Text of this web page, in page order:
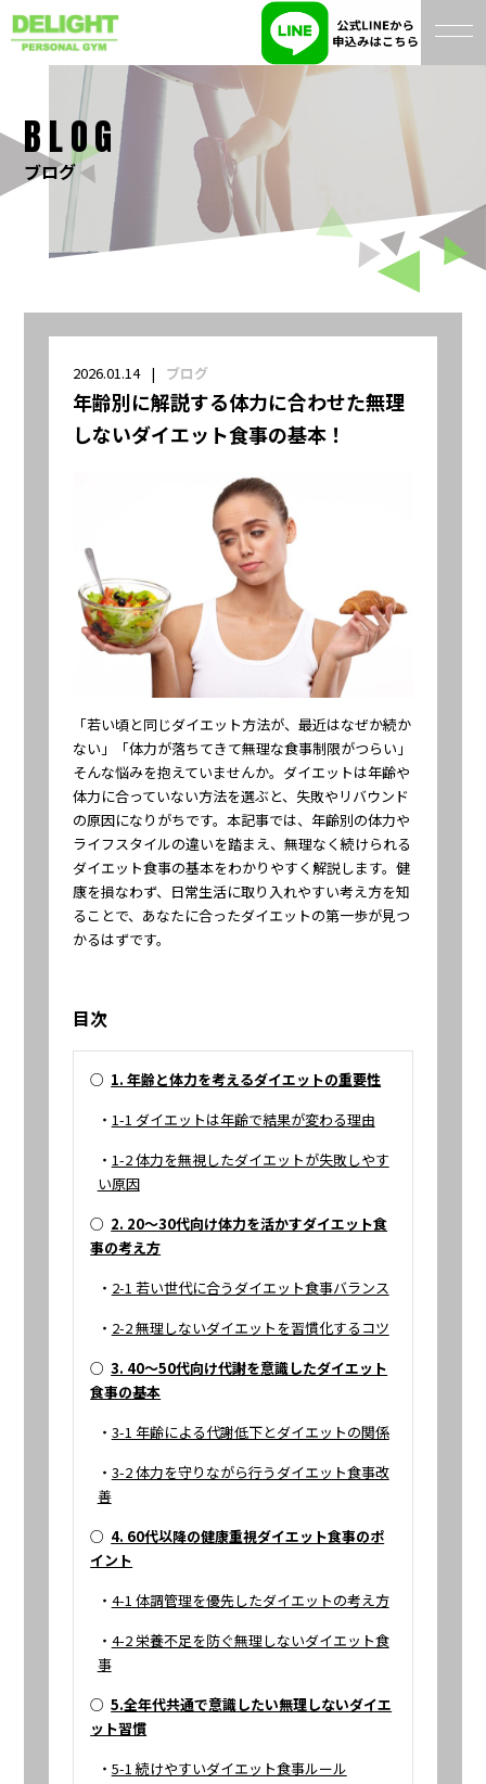
BLOG
ブログ
2026.01.14 ブログ
年齢別に解説する体力に合わせた無理
しないダイエット食事の基本！
「若い頃と同じダイエット方法が、最近はなぜか続か
ない」「体力が落ちてきて無理な食事制限がつらい」
そんな悩みを抱えていませんか。ダイエットは年齢や
体力に合っていない方法を選ぶと、失敗やリバウンド
の原因になりがちです。本記事では、年齢別の体力や
ライフスタイルの違いを踏まえ、無理なく続けられる
ダイエット食事の基本をわかりやすく解説します。健
康を損なわず、日常生活に取り入れやすい考え方を知
ることで、あなたに合ったダイエットの第一歩が見つ
かるはずです。
目次
○ 1. 年齢と体力を考えるダイエットの重要性
・ 1-1 ダイエットは年齢で結果が変わる理由
・ 1-2 体力を無視したダイエットが失敗しやす
い原因
○ 2. 20〜30代向け体力を活かすダイエット食
事の考え方
・ 2-1 若い世代に合うダイエット食事バランス
・ 2-2 無理しないダイエットを習慣化するコツ
○3. 40〜50代向け代謝を意識したダイエット
食事の基本
・ 3-1 年齢による代謝低下とダイエットの関係
・ 3-2 体力を守りながら行うダイエット食事改
善
○ 4. 60代以降の健康重視ダイエット食事のポ
イント
・ 4-1 体調管理を優先したダイエットの考え方
・ 4-2 栄養不足を防ぐ無理しないダイエット食
事
○5.全年代共通で意識したい無理しないダイエ
ット習慣
・ 5-1 続けやすいダイエット食事ルール